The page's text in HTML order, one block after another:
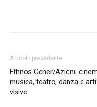
Articolo precedente
Ethnos Gener/Azioni:
musica, teatro, danza e arti
visive